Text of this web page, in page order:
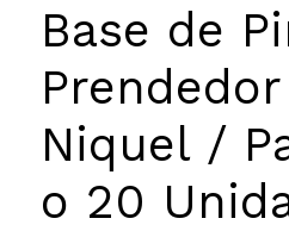
Base de
Niquel /
o 20